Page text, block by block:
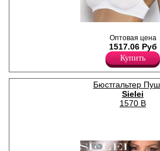
чашкой, полностью
регулируемые бретели.
Полиамид 79%
Лайкра 21%
Оптовая цена
1517.06 Руб
Купить
Бюстгальтер
Sielei
1570 B